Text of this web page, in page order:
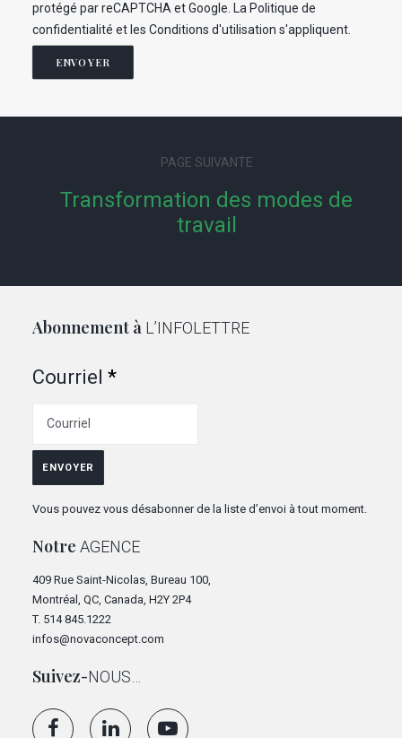
protégé par reCAPTCHA et Google. La Politique de
confidentialité et les Conditions d'utilisation s'appliquent.
ENVOYER
PAGE SUIVANTE
Transformation des modes de
travail
Abonnement à L’INFOLETTRE
Courriel *
ENVOYER
Vous pouvez vous désabonner de la liste d’envoi à tout moment.
Notre AGENCE
409 Rue Saint-Nicolas, Bureau 100,
Montréal, QC, Canada, H2Y 2P4
T. 514 845.1222
infos@novaconcept.com
Suivez-NOUS…